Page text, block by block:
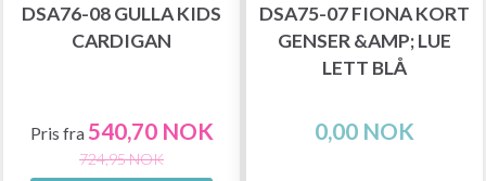
DSA76-08 GULLA KIDS
CARDIGAN
Pris fra540,70 NOK
724,95 NOK
DSA75-07 FIONA KORT
GENSER &AMP; LUE
LETT BLÅ
0,00 NOK